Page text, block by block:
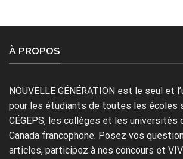
À PROPOS
NOUVELLE GÉNÉRATION est le seul et
pour les étudiants de toutes les écoles
CÉGEPS, les collèges et les universités
Canada francophone. Posez vos
articles, participez à nos concours et